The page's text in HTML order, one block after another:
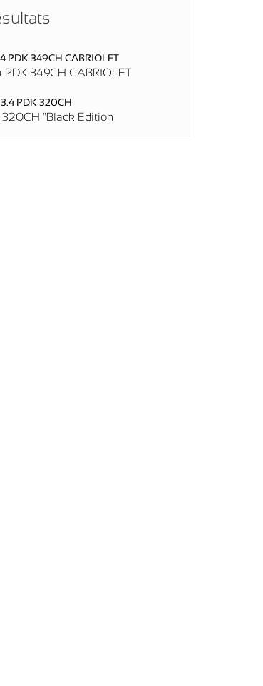
PDK 349CH CABRIOLET
320CH "Black Edition